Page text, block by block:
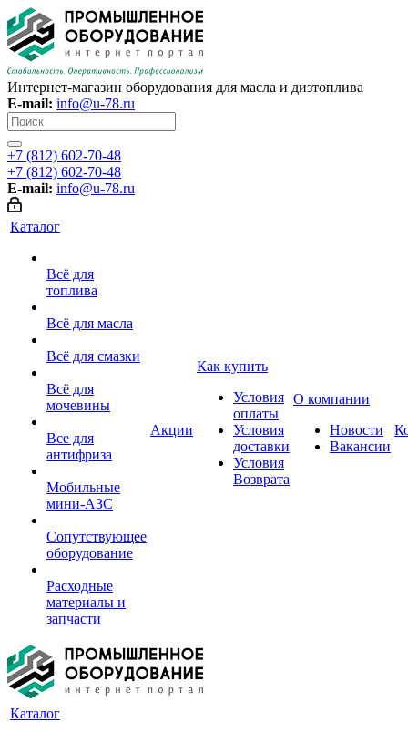
Интернет-магазин оборудования для масла и дизтоплива
E-mail: info@u-78.ru
+7 (812) 602-70-48
+7 (812) 602-70-48
E-mail: info@u-78.ru
Каталог
Всё для
топлива
Всё для масла
Всё для смазки
Всё для
мочевины
Все для
антифриза
Мобильные
мини-АЗС
Сопутствующее
оборудование
Расходные
материалы и
запчасти
Акции
Как купить
Условия
оплаты
Условия
доставки
Условия
Возврата
О компании
Новости
Вакансии
Каталог